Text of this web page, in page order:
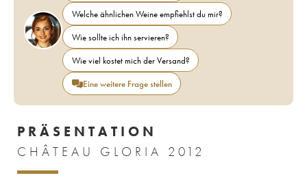
Welche ähnlichen Weine empfiehlst du mir?
Wie sollte ich ihn servieren?
Wie viel kostet mich der Versand?
Eine weitere Frage stellen
PRÄSENTATION
CHÂTEAU GLORIA 2012